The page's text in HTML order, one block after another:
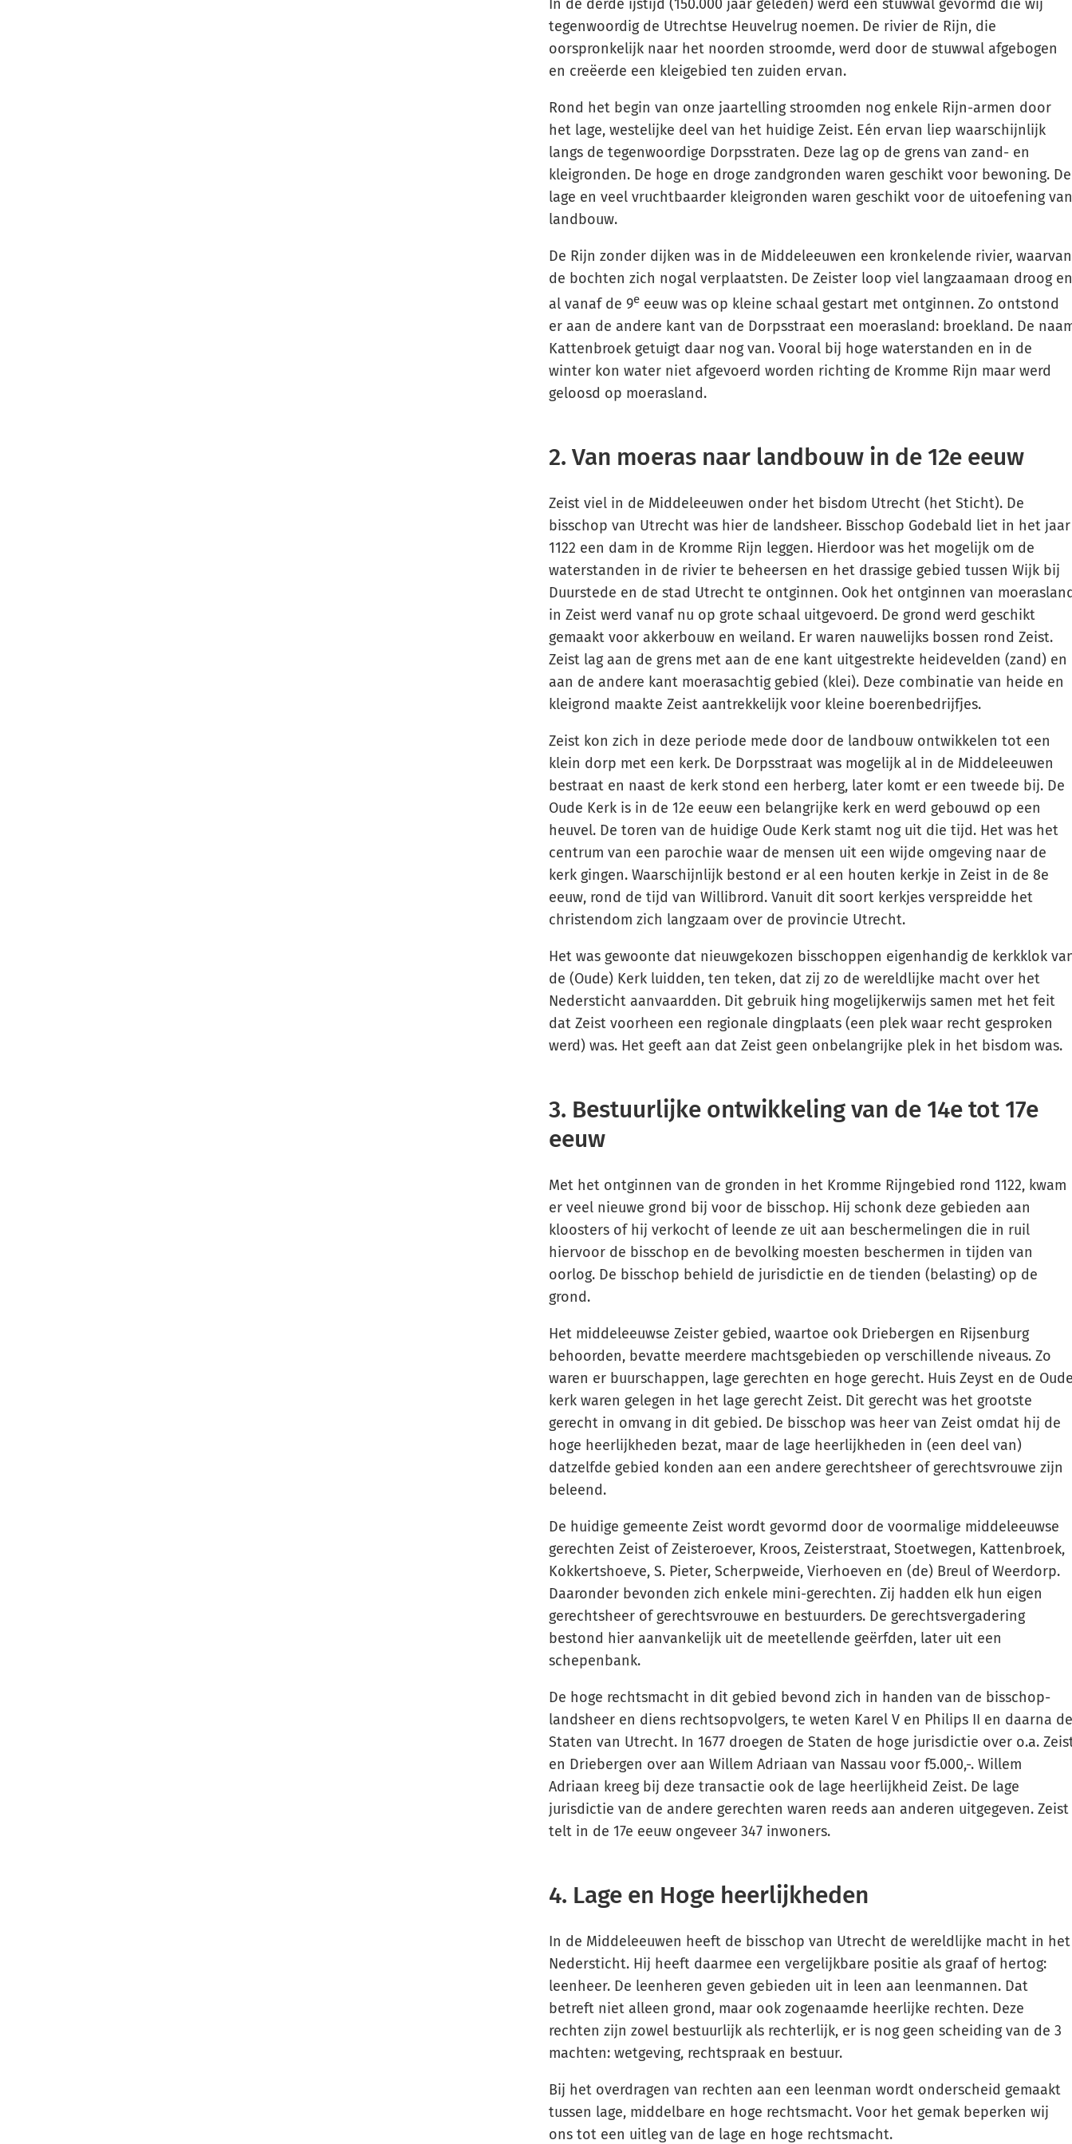
In de derde ijstijd (150.000 jaar geleden) werd een stuwwal gevormd die wij
tegenwoordig de Utrechtse Heuvelrug noemen. De rivier de Rijn, die
oorspronkelijk naar het noorden stroomde, werd door de stuwwal afgebogen
en creëerde een kleigebied ten zuiden ervan.
Rond het begin van onze jaartelling stroomden nog enkele Rijn-armen door
het lage, westelijke deel van het huidige Zeist. Eén ervan liep waarschijnlijk
langs de tegenwoordige Dorpsstraten. Deze lag op de grens van zand- en
kleigronden. De hoge en droge zandgronden waren geschikt voor bewoning. De
lage en veel vruchtbaarder kleigronden waren geschikt voor de uitoefening van
landbouw.
De Rijn zonder dijken was in de Middeleeuwen een kronkelende rivier, waarvan
de bochten zich nogal verplaatsten. De Zeister loop viel langzaamaan droog en
al vanaf de 9e eeuw was op kleine schaal gestart met ontginnen. Zo ontstond
er aan de andere kant van de Dorpsstraat een moerasland: broekland. De
Kattenbroek getuigt daar nog van. Vooral bij hoge waterstanden en in de
winter kon water niet afgevoerd worden richting de Kromme Rijn maar werd
geloosd op moerasland.
2. Van moeras naar landbouw in de 12e eeuw
Zeist viel in de Middeleeuwen onder het bisdom Utrecht (het Sticht). De
bisschop van Utrecht was hier de landsheer. Bisschop Godebald liet in het jaar
1122 een dam in de Kromme Rijn leggen. Hierdoor was het mogelijk om de
waterstanden in de rivier te beheersen en het drassige gebied tussen Wijk bij
Duurstede en de stad Utrecht te ontginnen. Ook het ontginnen van
in Zeist werd vanaf nu op grote schaal uitgevoerd. De grond werd geschikt
gemaakt voor akkerbouw en weiland. Er waren nauwelijks bossen rond Zeist.
Zeist lag aan de grens met aan de ene kant uitgestrekte heidevelden (zand) en
aan de andere kant moerasachtig gebied (klei). Deze combinatie van heide en
kleigrond maakte Zeist aantrekkelijk voor kleine boerenbedrijfjes.
Zeist kon zich in deze periode mede door de landbouw ontwikkelen tot een
klein dorp met een kerk. De Dorpsstraat was mogelijk al in de Middeleeuwen
bestraat en naast de kerk stond een herberg, later komt er een tweede bij. De
Oude Kerk is in de 12e eeuw een belangrijke kerk en werd gebouwd op een
heuvel. De toren van de huidige Oude Kerk stamt nog uit die tijd. Het was het
centrum van een parochie waar de mensen uit een wijde omgeving naar de
kerk gingen. Waarschijnlijk bestond er al een houten kerkje in Zeist in de 8e
eeuw, rond de tijd van Willibrord. Vanuit dit soort kerkjes verspreidde het
christendom zich langzaam over de provincie Utrecht.
Het was gewoonte dat nieuwgekozen bisschoppen eigenhandig de kerkklok
de (Oude) Kerk luidden, ten teken, dat zij zo de wereldlijke macht over het
Nedersticht aanvaardden. Dit gebruik hing mogelijkerwijs samen met het feit
dat Zeist voorheen een regionale dingplaats (een plek waar recht gesproken
werd) was. Het geeft aan dat Zeist geen onbelangrijke plek in het bisdom was.
3. Bestuurlijke ontwikkeling van de 14e tot 17e
eeuw
Met het ontginnen van de gronden in het Kromme Rijngebied rond 1122, kwam
er veel nieuwe grond bij voor de bisschop. Hij schonk deze gebieden aan
kloosters of hij verkocht of leende ze uit aan beschermelingen die in ruil
hiervoor de bisschop en de bevolking moesten beschermen in tijden van
oorlog. De bisschop behield de jurisdictie en de tienden (belasting) op de
grond.
Het middeleeuwse Zeister gebied, waartoe ook Driebergen en Rijsenburg
behoorden, bevatte meerdere machtsgebieden op verschillende niveaus. Zo
waren er buurschappen, lage gerechten en hoge gerecht. Huis Zeyst en de
kerk waren gelegen in het lage gerecht Zeist. Dit gerecht was het grootste
gerecht in omvang in dit gebied. De bisschop was heer van Zeist omdat hij de
hoge heerlijkheden bezat, maar de lage heerlijkheden in (een deel van)
datzelfde gebied konden aan een andere gerechtsheer of gerechtsvrouwe zijn
beleend.
De huidige gemeente Zeist wordt gevormd door de voormalige middeleeuwse
gerechten Zeist of Zeisteroever, Kroos, Zeisterstraat, Stoetwegen, Kattenbroek,
Kokkertshoeve, S. Pieter, Scherpweide, Vierhoeven en (de) Breul of Weerdorp.
Daaronder bevonden zich enkele mini-gerechten. Zij hadden elk hun eigen
gerechtsheer of gerechtsvrouwe en bestuurders. De gerechtsvergadering
bestond hier aanvankelijk uit de meetellende geërfden, later uit een
schepenbank.
De hoge rechtsmacht in dit gebied bevond zich in handen van de bisschop-
landsheer en diens rechtsopvolgers, te weten Karel V en Philips II en daarna de
Staten van Utrecht. In 1677 droegen de Staten de hoge jurisdictie over o.a.
en Driebergen over aan Willem Adriaan van Nassau voor f5.000,-. Willem
Adriaan kreeg bij deze transactie ook de lage heerlijkheid Zeist. De lage
jurisdictie van de andere gerechten waren reeds aan anderen uitgegeven. Zeist
telt in de 17e eeuw ongeveer 347 inwoners.
4. Lage en Hoge heerlijkheden
In de Middeleeuwen heeft de bisschop van Utrecht de wereldlijke macht in het
Nedersticht. Hij heeft daarmee een vergelijkbare positie als graaf of hertog:
leenheer. De leenheren geven gebieden uit in leen aan leenmannen. Dat
betreft niet alleen grond, maar ook zogenaamde heerlijke rechten. Deze
rechten zijn zowel bestuurlijk als rechterlijk, er is nog geen scheiding van de 3
machten: wetgeving, rechtspraak en bestuur.
Bij het overdragen van rechten aan een leenman wordt onderscheid gemaakt
tussen lage, middelbare en hoge rechtsmacht. Voor het gemak beperken wij
ons tot een uitleg van de lage en hoge rechtsmacht.